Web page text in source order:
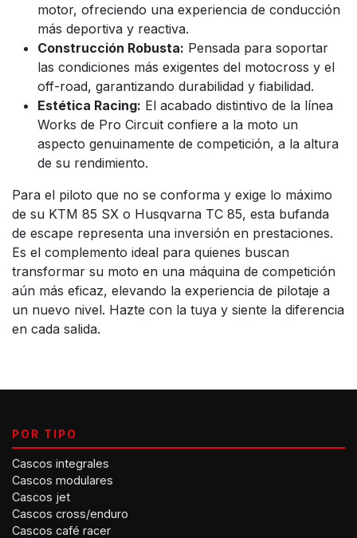
motor, ofreciendo una experiencia de conducción
más deportiva y reactiva.
Construcción Robusta: Pensada para soportar
las condiciones más exigentes del motocross y el
off-road, garantizando durabilidad y fiabilidad.
Estética Racing: El acabado distintivo de la línea
Works de Pro Circuit confiere a la moto un
aspecto genuinamente de competición, a la altura
de su rendimiento.
Para el piloto que no se conforma y exige lo máximo
de su KTM 85 SX o Husqvarna TC 85, esta bufanda
de escape representa una inversión en prestaciones.
Es el complemento ideal para quienes buscan
transformar su moto en una máquina de competición
aún más eficaz, elevando la experiencia de pilotaje a
un nuevo nivel. Hazte con la tuya y siente la diferencia
en cada salida.
POR TIPO
Cascos integrales
Cascos modulares
Cascos jet
Cascos cross/enduro
Cascos café racer